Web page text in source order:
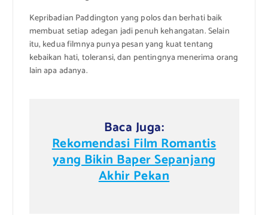
Kepribadian Paddington yang polos dan berhati baik
membuat setiap adegan jadi penuh kehangatan. Selain
itu, kedua filmnya punya pesan yang kuat tentang
kebaikan hati, toleransi, dan pentingnya menerima orang
lain apa adanya.
Baca Juga:
Rekomendasi Film Romantis
yang Bikin Baper Sepanjang
Akhir Pekan